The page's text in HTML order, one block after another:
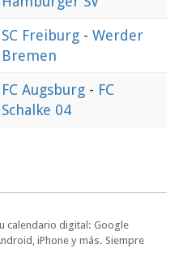
SC Freiburg - Werder
Bremen
FC Augsburg - FC
Schalke 04
calendario digital: Google
iPhone y más. Siempre